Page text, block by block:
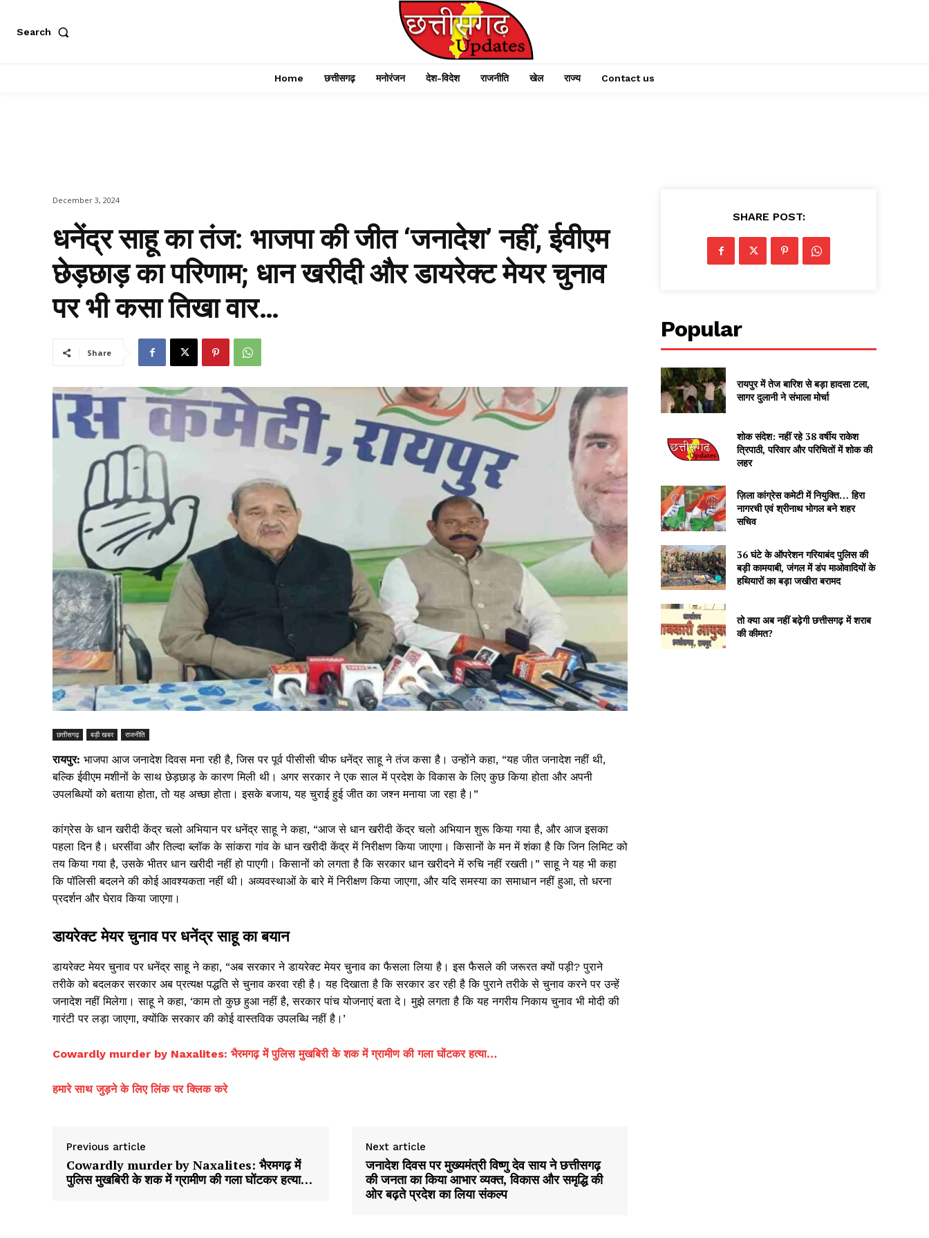
Search
Home छत्तीसगढ़ मनोरंजन देश-विदेश राजनीति खेल राज्य Contact us
December 3, 2024
धनेंद्र साहू का तंज: भाजपा की जीत ‘जनादेश’ नहीं, ईवीएम
छेड़छाड़ का परिणाम; धान खरीदी और डायरेक्ट मेयर चुनाव
पर भी कसा तिखा वार…
Share
छत्तीसगढ़ बड़ी खबर राजनीति
रायपुर: भाजपा आज जनादेश दिवस मना रही है, जिस पर पूर्व पीसीसी चीफ धनेंद्र साहू ने तंज कसा है। उन्होंने कहा, “यह जीत जनादेश नहीं थी,
बल्कि ईवीएम मशीनों के साथ छेड़छाड़ के कारण मिली थी। अगर सरकार ने एक साल में प्रदेश के विकास के लिए कुछ किया होता और अपनी
उपलब्धियों को बताया होता, तो यह अच्छा होता। इसके बजाय, यह चुराई हुई जीत का जश्न मनाया जा रहा है।”
कांग्रेस के धान खरीदी केंद्र चलो अभियान पर धनेंद्र साहू ने कहा, “आज से धान खरीदी केंद्र चलो अभियान शुरू किया गया है, और आज इसका
पहला दिन है। धरसींवा और तिल्दा ब्लॉक के सांकरा गांव के धान खरीदी केंद्र में निरीक्षण किया जाएगा। किसानों के मन में शंका है कि जिन लिमिट को
तय किया गया है, उसके भीतर धान खरीदी नहीं हो पाएगी। किसानों को लगता है कि सरकार धान खरीदने में रुचि नहीं रखती।” साहू ने यह भी कहा
कि पॉलिसी बदलने की कोई आवश्यकता नहीं थी। अव्यवस्थाओं के बारे में निरीक्षण किया जाएगा, और यदि समस्या का समाधान नहीं हुआ, तो धरना
प्रदर्शन और घेराव किया जाएगा।
डायरेक्ट मेयर चुनाव पर धनेंद्र साहू का बयान
डायरेक्ट मेयर चुनाव पर धनेंद्र साहू ने कहा, “अब सरकार ने डायरेक्ट मेयर चुनाव का फैसला लिया है। इस फैसले की जरूरत क्यों पड़ी? पुराने
तरीके को बदलकर सरकार अब प्रत्यक्ष पद्धति से चुनाव करवा रही है। यह दिखाता है कि सरकार डर रही है कि पुराने तरीके से चुनाव करने पर उन्हें
जनादेश नहीं मिलेगा। साहू ने कहा, ‘काम तो कुछ हुआ नहीं है, सरकार पांच योजनाएं बता दे। मुझे लगता है कि यह नगरीय निकाय चुनाव भी मोदी की
गारंटी पर लड़ा जाएगा, क्योंकि सरकार की कोई वास्तविक उपलब्धि नहीं है।’
Cowardly murder by Naxalites: भैरमगढ़ में पुलिस मुखबिरी के शक में ग्रामीण की गला घोंटकर हत्या…
हमारे साथ जुड़ने के लिए लिंक पर क्लिक करे
Previous article
Cowardly murder by Naxalites: भैरमगढ़ में
पुलिस मुखबिरी के शक में ग्रामीण की गला घोंटकर हत्या…
Next article
जनादेश दिवस पर मुख्यमंत्री विष्णु देव साय ने छत्तीसगढ़
की जनता का किया आभार व्यक्त, विकास और समृद्धि की
ओर बढ़ते प्रदेश का लिया संकल्प
SHARE POST:
Popular
रायपुर में तेज बारिश से बड़ा हादसा टला,
सागर दुलानी ने संभाला मोर्चा
शोक संदेश: नहीं रहे 38 वर्षीय राकेश
त्रिपाठी, परिवार और परिचितों में शोक की
लहर
ज़िला कांग्रेस कमेटी में नियुक्ति… हिरा
नागरची एवं श्रीनाथ भोगल बने शहर
सचिव
36 घंटे के ऑपरेशन गरियाबंद पुलिस की
बड़ी कामयाबी, जंगल में डंप माओवादियों के
हथियारों का बड़ा जखीरा बरामद
तो क्या अब नहीं बढ़ेगी छत्तीसगढ़ में शराब
की कीमत?